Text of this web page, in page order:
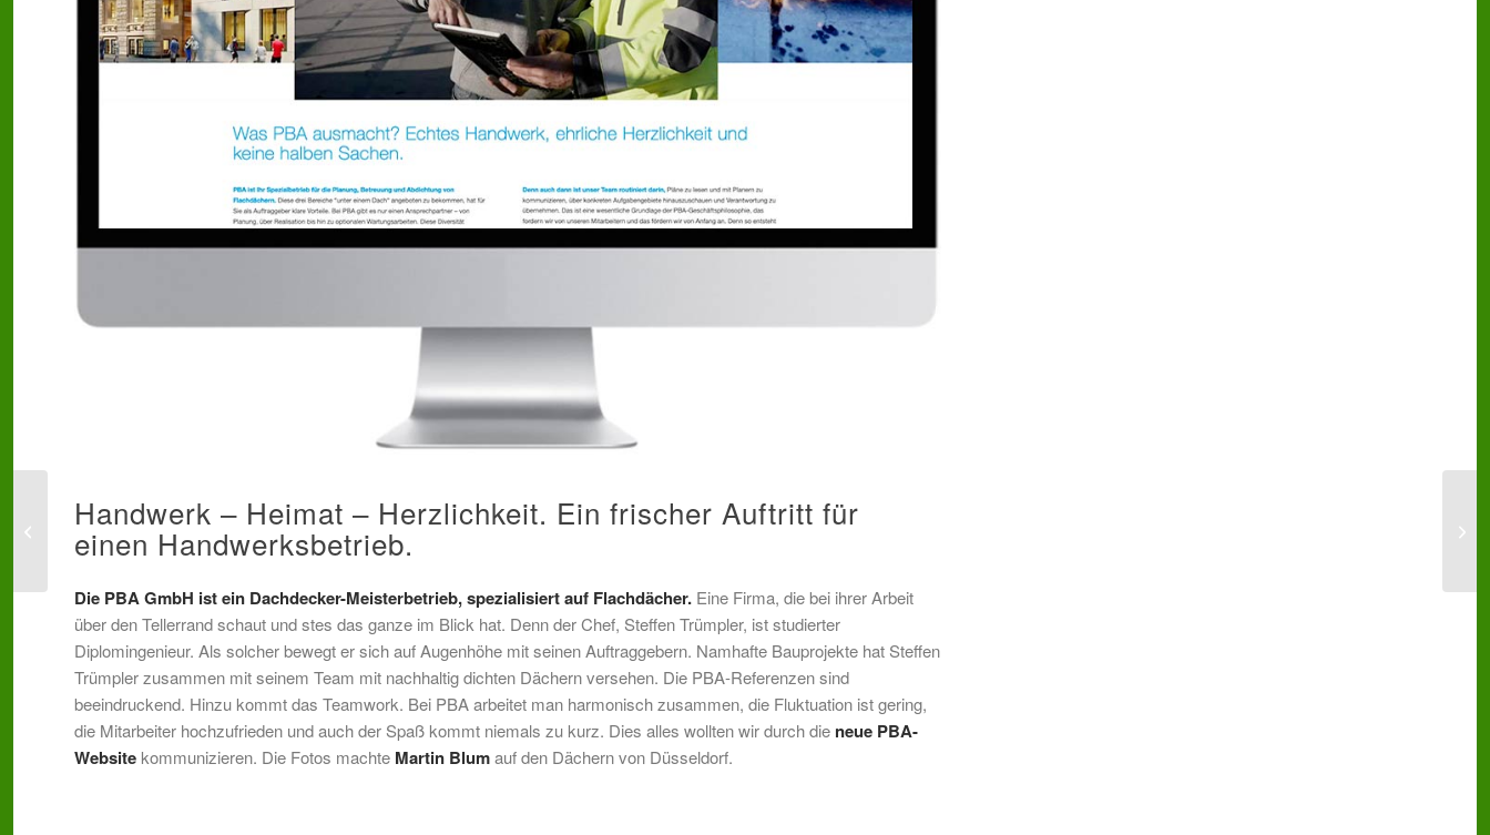
Handwerk – Heimat – Herzlichkeit. Ein frischer Auftritt für
einen Handwerksbetrieb.
Die PBA GmbH ist ein Dachdecker-Meisterbetrieb, spezialisiert auf Flachdächer. Eine Firma, die bei ihrer Arbeit
über den Tellerrand schaut und stes das ganze im Blick hat. Denn der Chef, Steffen Trümpler, ist studierter
Diplomingenieur. Als solcher bewegt er sich auf Augenhöhe mit seinen Auftraggebern. Namhafte Bauprojekte hat Steffen
Trümpler zusammen mit seinem Team mit nachhaltig dichten Dächern versehen. Die PBA-Referenzen sind
beeindruckend. Hinzu kommt das Teamwork. Bei PBA arbeitet man harmonisch zusammen, die Fluktuation ist gering,
die Mitarbeiter hochzufrieden und auch der Spaß kommt niemals zu kurz. Dies alles wollten wir durch die neue PBA-
Website kommunizieren. Die Fotos machte Martin Blumauf den Dächern von Düsseldorf.
Geschichten erzählen:
Pasta-Etikett für
Heinemann